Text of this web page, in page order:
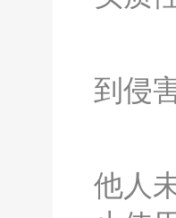
到侵
他人